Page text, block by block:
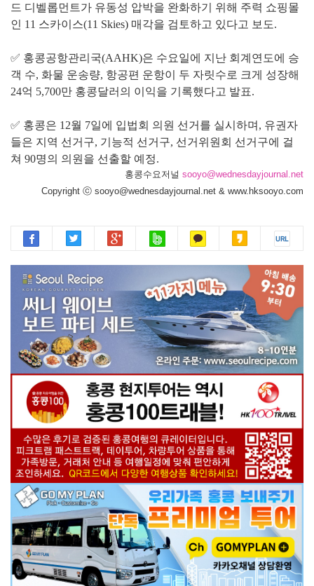
드 디벨롭먼트가 유동성 압박을 완화하기 위해 주력 쇼핑몰
인 11 스카이스(11 Skies) 매각을 검토하고 있다고 보도.
✅ 홍콩공항관리국(AAHK)은 수요일에 지난 회계연도에 승
객 수, 화물 운송량, 항공편 운항이 두 자릿수로 크게 성장해
24억 5,700만 홍콩달러의 이익을 기록했다고 발표.
✅ 홍콩은 12월 7일에 입법회 의원 선거를 실시하며, 유권자
들은 지역 선거구, 기능적 선거구, 선거위원회 선거구에 걸
쳐 90명의 의원을 선출할 예정.
홍콩수요저널 sooyo@wednesdayjournal.net
Copyright ⓒ sooyo@wednesdayjournal.net & www.hksooyo.com